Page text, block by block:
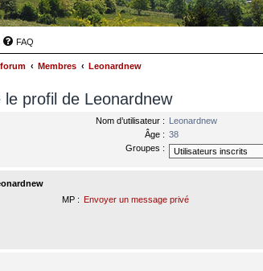
FAQ
Membres Leonardnew
le profil de Leonardnew
Nom d’utilisateur : Leonardnew
Âge : 38
Groupes :
MP : Envoyer un message privé